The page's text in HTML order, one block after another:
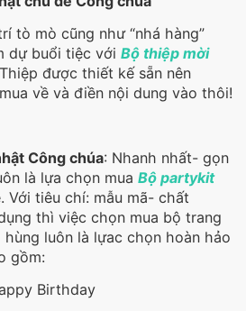
tò mò cũng như “nhá hàng”
dự buổi tiệc với Bộ thiệp mời
được thiết kế sẵn nên
về và điền nội dung vào thôi!
Công chúa: Nhanh nhất- gọn
là lựa chọn mua Bộ partykit
Với tiêu chí: mẫu mã- chất
thì việc chọn mua bộ trang
luôn là lựac chọn hoàn hảo
gồm:
Birthday